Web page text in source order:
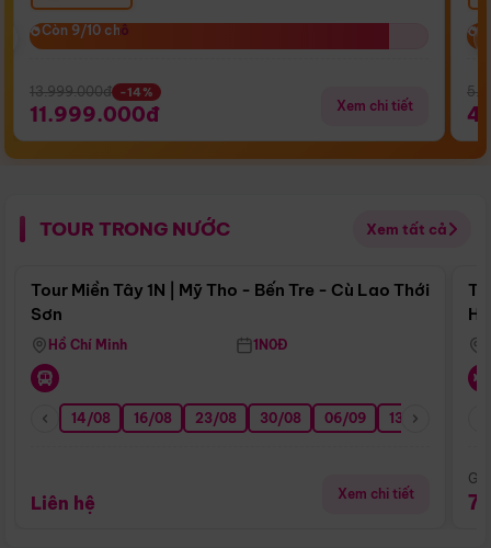
Còn 9/10 chỗ
Còn 9/10 chỗ
13.999.000đ -14%
11.999.000đ Xem chi tiết
TOUR TRONG NƯỚC Xem tất cả
Điểm nổi bật
Tour Miền Tây 1N | Mỹ Tho - Bến Tre - Cù Lao Thới
Sơn
Hồ Chí Minh 1N0Đ
14/08 16/08 23/08 30/08 06/09 13/09
Liên hệ Xem chi tiết